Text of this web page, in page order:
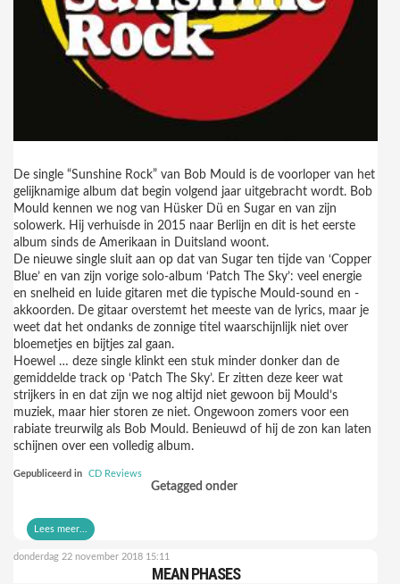
De single “Sunshine Rock” van Bob Mould is de voorloper van het
gelijknamige album dat begin volgend jaar uitgebracht wordt. Bob
Mould kennen we nog van Hüsker Dü en Sugar en van zijn
solowerk. Hij verhuisde in 2015 naar Berlijn en dit is het eerste
album sinds de Amerikaan in Duitsland woont.
De nieuwe single sluit aan op dat van Sugar ten tijde van ‘Copper
Blue’ en van zijn vorige solo-album ‘Patch The Sky’: veel energie
en snelheid en luide gitaren met die typische Mould-sound en -
akkoorden. De gitaar overstemt het meeste van de lyrics, maar je
weet dat het ondanks de zonnige titel waarschijnlijk niet over
bloemetjes en bijtjes zal gaan.
Hoewel … deze single klinkt een stuk minder donker dan de
gemiddelde track op ‘Patch The Sky’. Er zitten deze keer wat
strijkers in en dat zijn we nog altijd niet gewoon bij Mould’s
muziek, maar hier storen ze niet. Ongewoon zomers voor een
rabiate treurwilg als Bob Mould. Benieuwd of hij de zon kan laten
schijnen over een volledig album.
Gepubliceerd in CD Reviews
Getagged onder
Lees meer...
donderdag 22 november 2018 15:11
MEAN PHASES